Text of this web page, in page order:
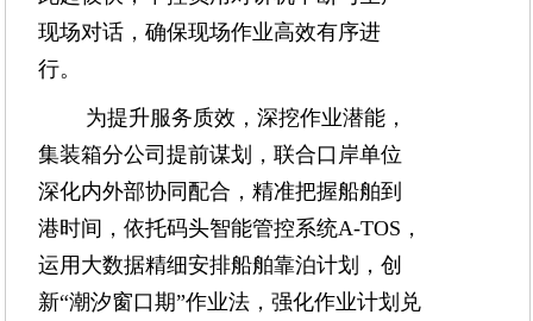
现场对话，确保现场作业高效有序进
行。
为提升服务质效，深挖作业潜能，
集装箱分公司提前谋划，联合口岸单位
深化内外部协同配合，精准把握船舶到
港时间，依托码头智能管控系统A-TOS，
运用大数据精细安排船舶靠泊计划，创
新“潮汐窗口期”作业法，强化作业计划兑